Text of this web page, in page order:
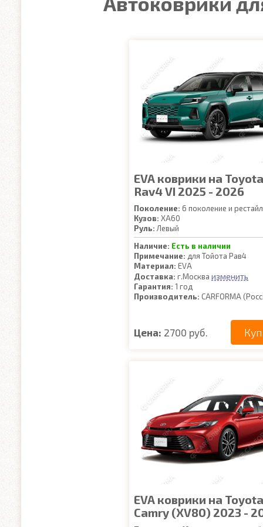
EVA коврики на Toyota
Rav4 VI 2025 - 2026
Поколение: 6 поколение и
Кузов: XA60
Руль: Левый
Наличие: Есть в наличии
Примечание: для Тойота Рав4
Материал: EVA
Доставка: г.Москва изменить
Гарантия: 1 год
Производитель: CARFORMA
Цена: 2700 руб.
EVA коврики на Toyota
Camry (XV80) 2023 -